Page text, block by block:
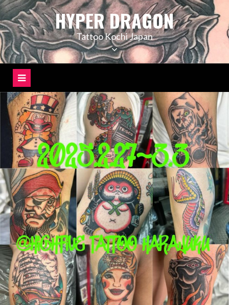
コ
ン
テ
ン
ツ
キ
ッ
HYPER DRAGON
Tattoo Kochi Japan